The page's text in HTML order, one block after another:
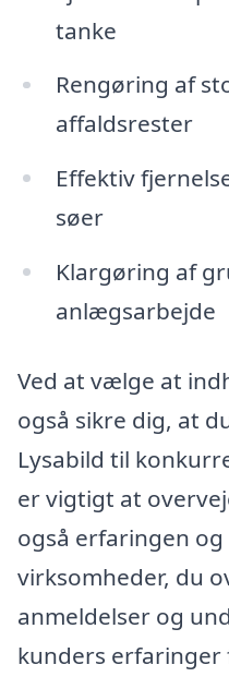
tanke
Rengøring af
affaldsrester
Effektiv
søer
Klargøring af
anlægsarbejde
Ved at vælge at
også sikre dig, at
Lysabild til
er vigtigt at
også erfaringen
virksomheder, du
anmeldelser og
kunders erfaringer